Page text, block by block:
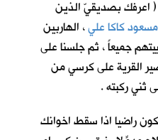
( اعرفك بصديقيّ الذين
مسعود كاكا علي، الهاربين
جميعاً ، ثم جلسنا على
القرية على كرسي من
ثني ركبته .
راضيا اذا سقط اخوانك